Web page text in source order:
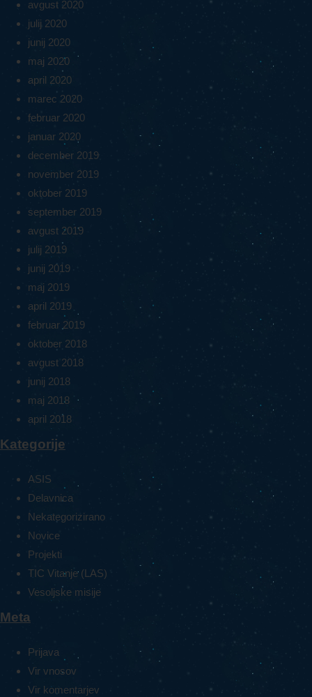
avgust 2020
julij 2020
junij 2020
maj 2020
april 2020
marec 2020
februar 2020
januar 2020
december 2019
november 2019
oktober 2019
september 2019
avgust 2019
julij 2019
junij 2019
maj 2019
april 2019
februar 2019
oktober 2018
avgust 2018
junij 2018
maj 2018
april 2018
Kategorije
ASIS
Delavnica
Nekategorizirano
Novice
Projekti
TIC Vitanje (LAS)
Vesoljske misije
Meta
Prijava
Vir vnosov
Vir komentarjev